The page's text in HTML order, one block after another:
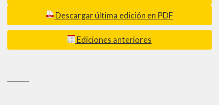
Descargar última edición en PDF
Ediciones anteriores